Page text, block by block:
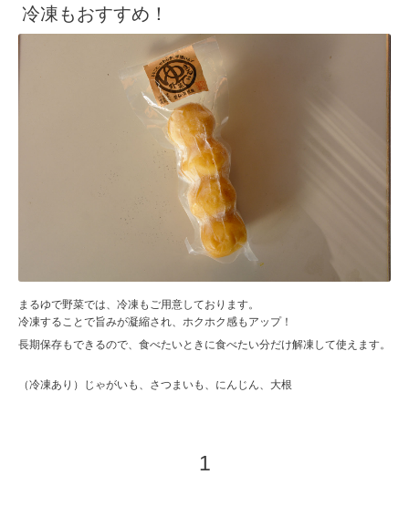
冷凍もおすすめ！
まるゆで野菜では、冷凍もご用意しております。
冷凍することで旨みが凝縮され、ホクホク感もアップ！
長期保存もできるので、食べたいときに食べたい分だけ解凍して使えます。
（冷凍あり）じゃがいも、さつまいも、にんじん、大根
1